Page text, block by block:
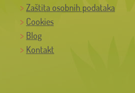
Zaštita osobnih podataka
Cookies
Blog
Kontakt